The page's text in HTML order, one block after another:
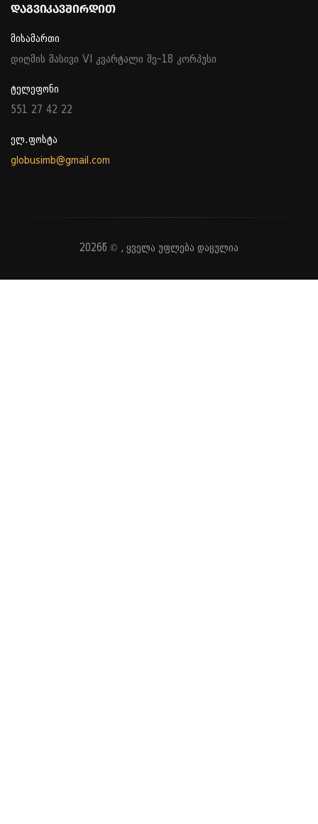
ᲓᲐᲒᲕᲘᲙᲐᲕᲨᲘᲠᲓᲘᲗ
მისამართი
დიღმის მასივი VI კვარტალი მე-18 კორპუსი
ტელეფონი
551 27 42 22
ელ.ფოსტა
globusimb@gmail.com
2026წ © , ყველა უფლება დაცულია